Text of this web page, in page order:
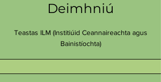
Deimhniú
Teastas ILM (Institiúid Ceannaireachta agus
Bainistíochta)